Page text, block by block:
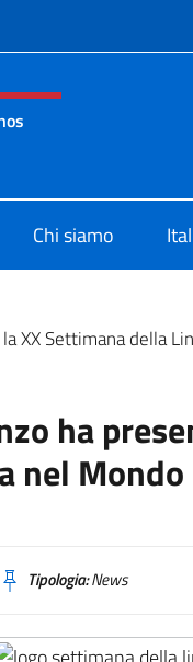
e menù
Chi siamo
XX Settimana della
ha
nel
Tipologia:News